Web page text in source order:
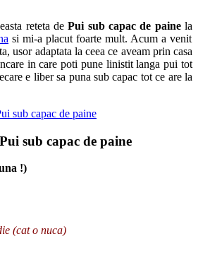
reteta dePui sub capac de painela
si mi-a placut foarte mult. Acum a venit
usor adaptata la ceea ce aveam prin casa
in care poti pune linistit langa pui tot
e liber sa puna sub capac tot ce are la
sub capac de paine
!)
(cat o nuca)